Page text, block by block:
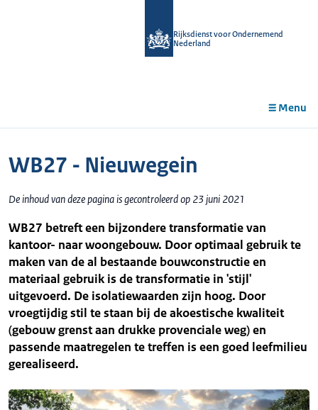
Rijksdienst voor Ondernemend
Nederland
Menu
WB27 - Nieuwegein
De inhoud van deze pagina is gecontroleerd op 23 juni 2021
WB27 betreft een bijzondere transformatie van
kantoor- naar woongebouw. Door optimaal gebruik te
maken van de al bestaande bouwconstructie en
materiaal gebruik is de transformatie in 'stijl'
uitgevoerd. De isolatiewaarden zijn hoog. Door
vroegtijdig stil te staan bij de akoestische kwaliteit
(gebouw grenst aan drukke provenciale weg) en
passende maatregelen te treffen is een goed leefmilieu
gerealiseerd.